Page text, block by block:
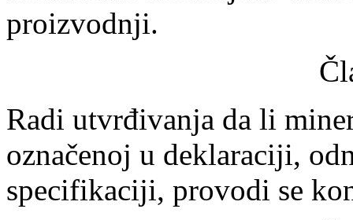
proizvodnji.
Radi utvrđivanja da li
označenoj u deklaraciji,
specifikaciji, provodi se